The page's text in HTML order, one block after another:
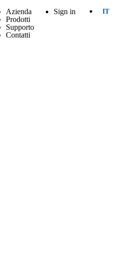
Azienda
Prodotti
Supporto
Contatti
Sign in IT